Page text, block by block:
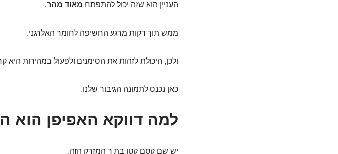
העניין הוא שזה יכול להתפתח מאוד מהר.
ממש תוך דקות מרגע החשיפה לחומר האלרגני.
ולכן, היכולת לזהות את הסימנים ולפעול במהירות היא
כאן נכנס לתמונה הגיבור שלנו.
למה דווקא האפיפן הוא
יש שם קסם קטן בתוך המזרק הזה.